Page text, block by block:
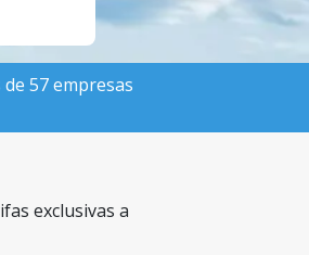
57 empresas
exclusivas a